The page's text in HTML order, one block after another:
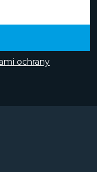
ochrany